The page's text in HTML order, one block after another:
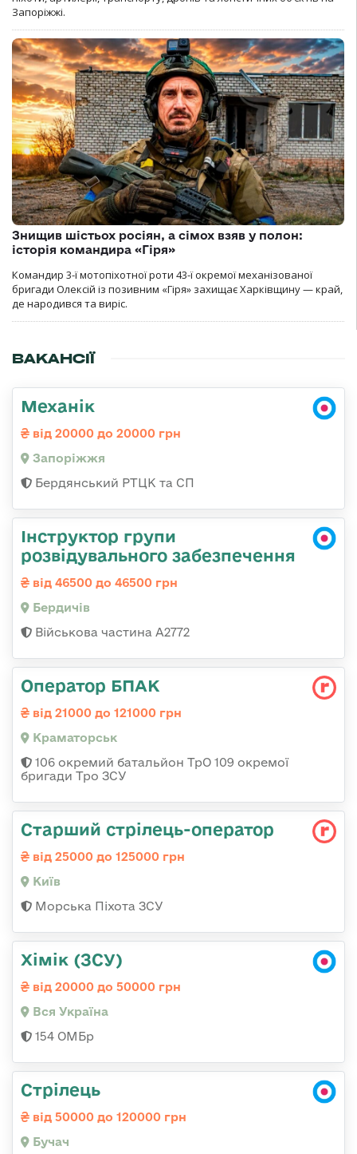
Запоріжжі.
Знищив шістьох росіян, а сімох взяв у полон:
історія командира «Гіря»
Командир 3-ї мотопіхотної роти 43-ї окремої механізованої
бригади Олексій із позивним «Гіря» захищає Харківщину — край,
де народився та виріс.
ВАКАНСІЇ
Механік
від 20000 до 20000 грн
Запоріжжя
Бердянський РТЦК та СП
Інструктор групи
розвідувального забезпечення
від 46500 до 46500 грн
Бердичів
Військова частина А2772
Оператор БПАК
від 21000 до 121000 грн
Краматорськ
106 окремий батальйон ТрО 109 окремої
бригади Тро ЗСУ
Стаpший стpілець-опеpатоp
від 25000 до 125000 грн
Київ
Морська Піхота ЗСУ
Хімік (ЗСУ)
від 20000 до 50000 грн
Вся Україна
154 ОМБр
Стрілець
від 50000 до 120000 грн
Бучач